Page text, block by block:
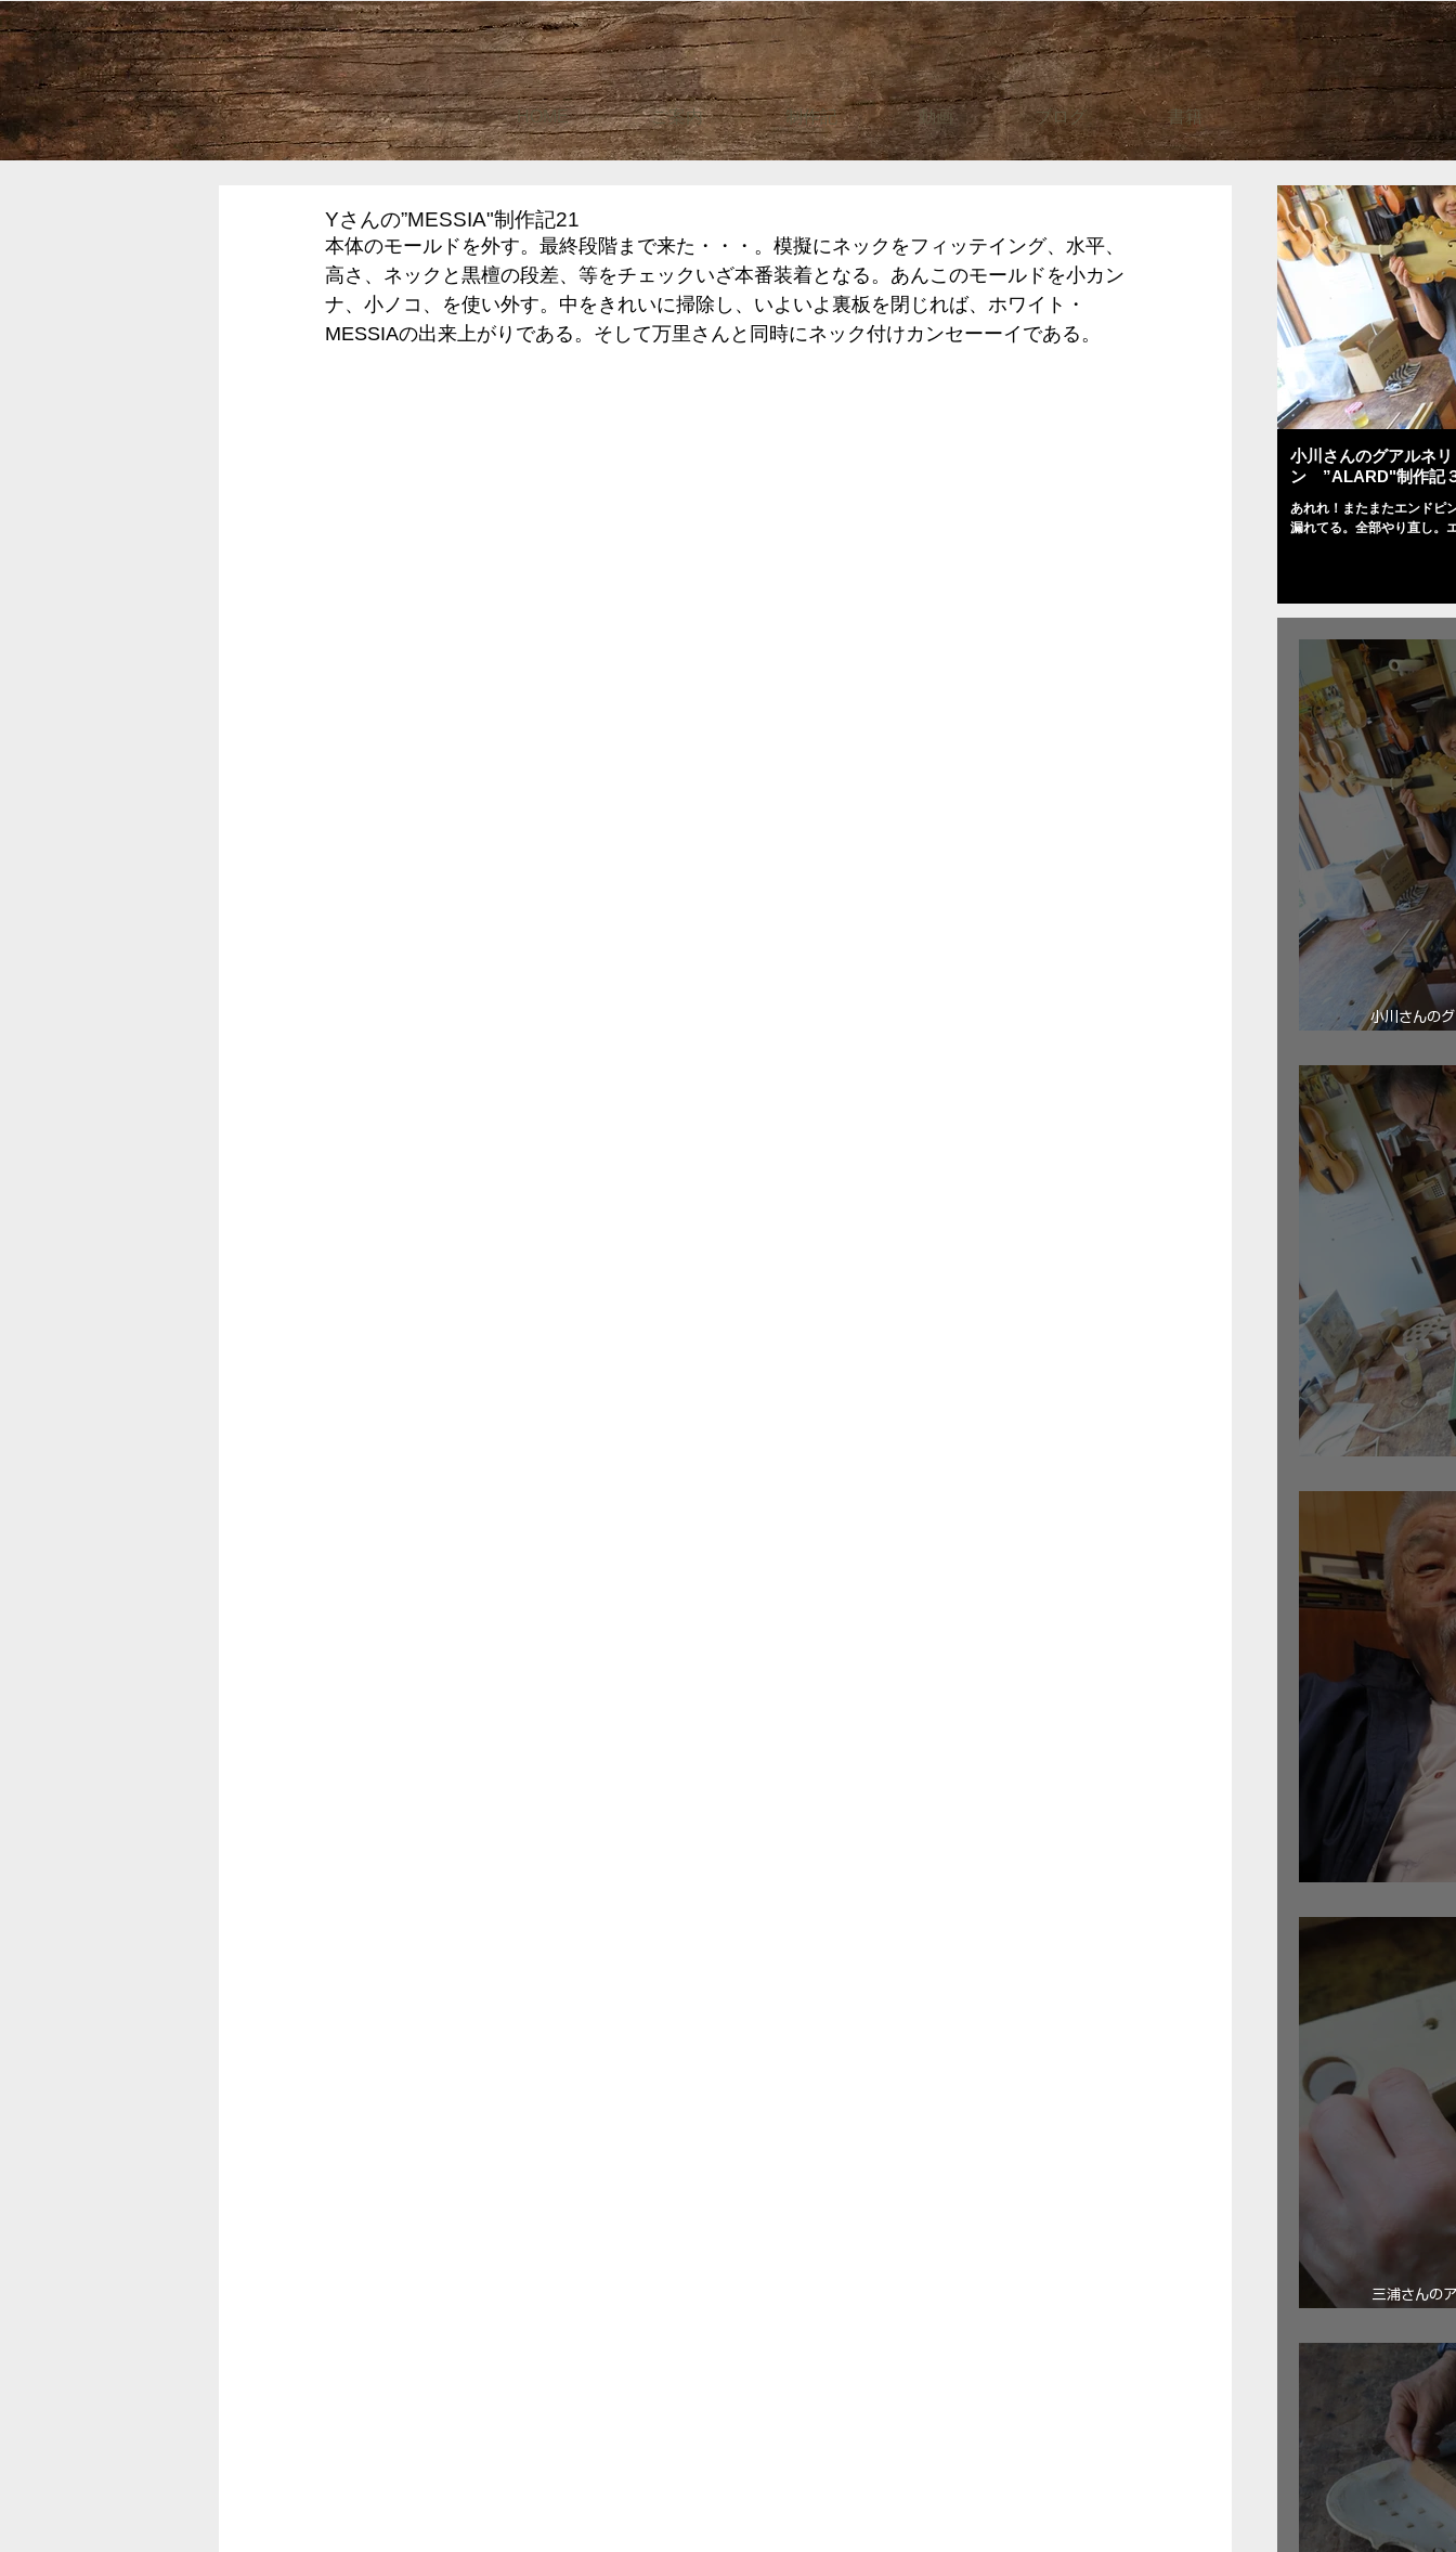
HOME ご案内 制作記 動画 ブログ 書籍
Yさんの”MESSIA"制作記21
本体のモールドを外す。最終段階まで来た・・・。模擬にネックをフィッテイング、水平、
高さ、ネックと黒檀の段差、等をチェックいざ本番装着となる。あんこのモールドを小カン
ナ、小ノコ、を使い外す。中をきれいに掃除し、いよいよ裏板を閉じれば、ホワイト・
MESSIAの出来上がりである。そして万里さんと同時にネック付けカンセーーイである。
小川さんのグアルネ
ン ”ALARD"制作記
あれれ！またまたエンドピ
漏れてる。全部やり直し。
小川さんの
三浦さんの